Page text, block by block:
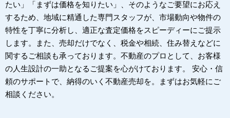
たい」「まずは価格を知りたい」、そのようなご要望にお応え
するため、地域に精通した専門スタッフが、市場動向や物件の
特性を丁寧に分析し、適正な査定価格をスピーディーにご提示
します。また、売却だけでなく、税金や相続、住み替えなどに
関するご相談も承っております。不動産のプロとして、お客様
の人生設計の一助となるご提案を心がけております。 安心・信
頼のサポートで、納得のいく不動産売却を。まずはお気軽にご
相談ください。